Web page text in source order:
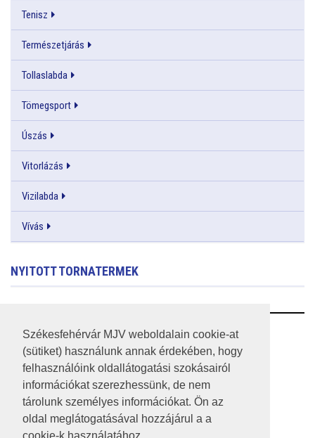
Székesfehérvár MJV weboldalain cookie-at
(sütiket) használunk annak érdekében, hogy
felhasználóink oldallátogatási szokásairól
információkat szerezhessünk, de nem
tárolunk személyes információkat. Ön az
oldal meglátogatásával hozzájárul a a
Tenisz
Természetjárás
Tollaslabda
Tömegsport
Úszás
Vitorlázás
Vizilabda
Vívás
NYITOTT TORNATERMEK
RSS
A HONLAP 2017.03.31-I ÁLLAPOTA
JOGI NYILATKOZAT
IMPRESSZUM